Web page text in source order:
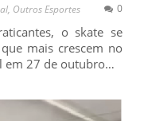
, Outros Esportes 0
o skate se
mais crescem no
em 27 de outubro…